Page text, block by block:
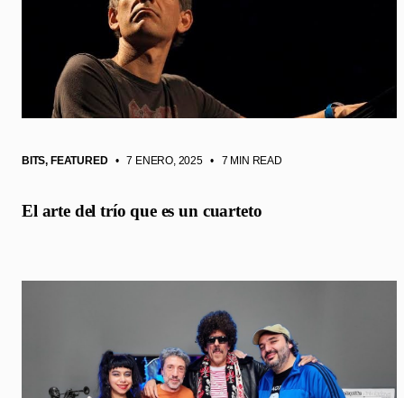
BITS, FEATURED • 7 ENERO, 2025 • 7 MIN READ
El arte del trío que es un cuarteto